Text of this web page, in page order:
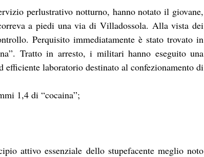
perlustrativo notturno, hanno notato il giovane,
a piedi una via di Villadossola. Alla vista dei
Perquisito immediatamente è stato trovato in
Tratto in arresto, i militari hanno eseguito una
laboratorio destinato al confezionamento di
1,4 di “cocaina”;
attivo essenziale dello stupefacente meglio noto